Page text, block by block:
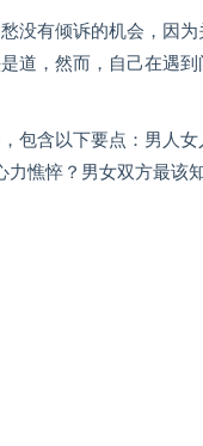
没有倾诉的机会，因
道，然而，自己在遇
包含以下要点：男人
憔悴？男女双方最该